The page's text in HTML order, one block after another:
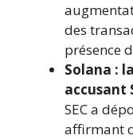
des
présence
Solana :
accusant
SEC a
affirmant